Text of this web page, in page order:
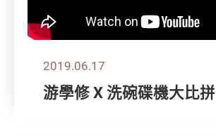
2019.06.17
游學修 X 洗碗碟機大比拼